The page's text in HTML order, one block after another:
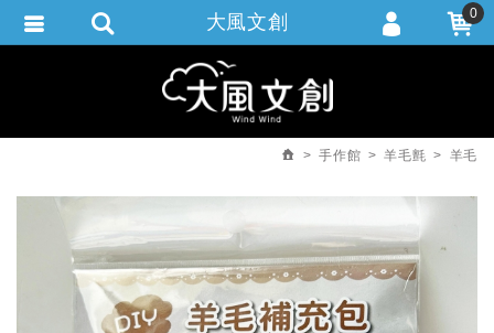
手作館 羊毛氈 羊毛
大風文創 0
會員登入
會員註冊
忘記密碼
追蹤清單
繁體中文